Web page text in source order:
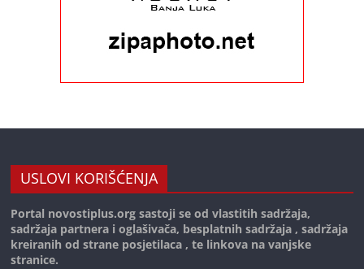
USLOVI KORIŠĆENJA
Portal novostiplus.org sastoji se od vlastitih sadržaja,
sadržaja partnera i oglašivača, besplatnih sadržaja , sadržaja
kreiranih od strane posjetilaca , te linkova na vanjske
stranice.